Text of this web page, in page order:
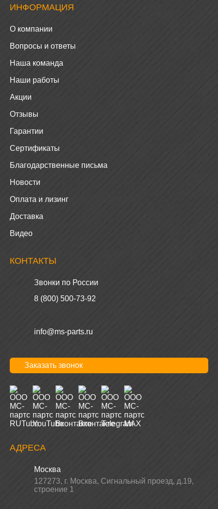
ИНФОРМАЦИЯ
О компании
Вопросы и ответы
Наша команда
Наши работы
Акции
Отзывы
Гарантии
Сертификаты
Благодарственные письма
Новости
Оплата и лизинг
Доставка
Видео
КОНТАКТЫ
Звонки по России
8 (800) 500-73-92
info@ms-parts.ru
Заказать звонок
АДРЕСА
Москва
127273, г. Москва, Сигнальный проезд, д.19,
строение 1